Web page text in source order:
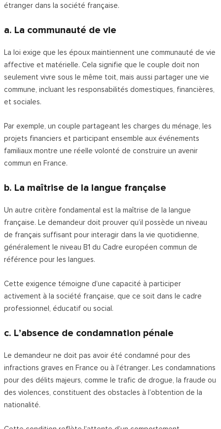
étranger dans la société française.
a. La communauté de vie
La loi exige que les époux maintiennent une communauté de vie
affective et matérielle. Cela signifie que le couple doit non
seulement vivre sous le même toit, mais aussi partager une vie
commune, incluant les responsabilités domestiques, financières,
et sociales.
Par exemple, un couple partageant les charges du ménage, les
projets financiers et participant ensemble aux événements
familiaux montre une réelle volonté de construire un avenir
commun en France.
b. La maîtrise de la langue française
Un autre critère fondamental est la maîtrise de la langue
française. Le demandeur doit prouver qu’il possède un niveau
de français suffisant pour interagir dans la vie quotidienne,
généralement le niveau B1 du Cadre européen commun de
référence pour les langues.
Cette exigence témoigne d’une capacité à participer
activement à la société française, que ce soit dans le cadre
professionnel, éducatif ou social.
c. L’absence de condamnation pénale
Le demandeur ne doit pas avoir été condamné pour des
infractions graves en France ou à l’étranger. Les condamnations
pour des délits majeurs, comme le trafic de drogue, la fraude ou
des violences, constituent des obstacles à l’obtention de la
nationalité.